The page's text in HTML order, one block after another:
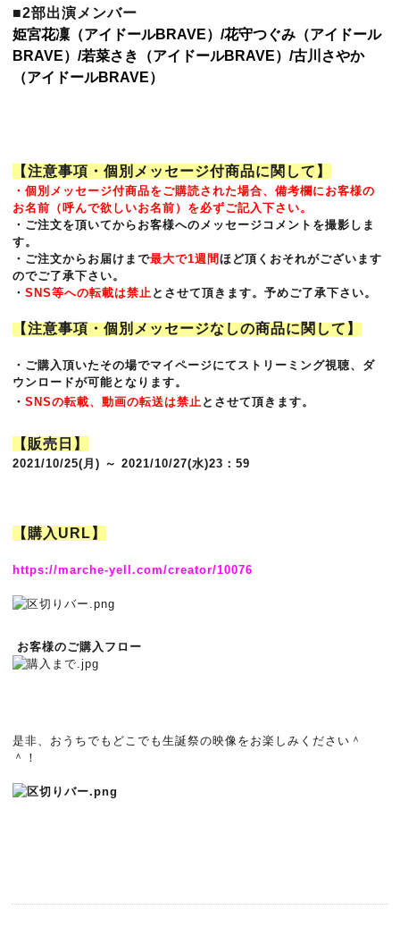
■2部出演メンバー
姫宮花凜 （アイドールBRAVE）/花守つぐみ （アイドール
BRAVE）/若菜さき （アイドールBRAVE）/古川さやか
（アイドールBRAVE）
【注意事項・個別メッセージ付商品に関して】
・個別メッセージ付商品をご購読された場合、備考欄にお客様の
お名前（呼んで欲しいお名前）を必ずご記入下さい。
・ご注文を頂いてからお客様へのメッセージコメントを撮影しま
す。
・ご注文からお届けまで最大で1週間ほど頂くおそれがございます
のでご了承下さい。
・SNS等への転載は禁止 とさせて頂きます。予めご了承下さい。
【注意事項・個別メッセージなしの商品に関して】
・ご購入頂いたその場でマイページにてストリーミング視聴、ダ
ウンロードが可能となります。
・SNSの転載、動画の転送は禁止 とさせて頂きます。
【販売日】
2021/10/25(月) ～ 2021/10/27(水)23：59
【購入URL】
https://marche-yell.com/creator/10076
お客様のご購入フロー
是非、おうちでもどこでも生誕祭の映像をお楽しみください＾
＾！